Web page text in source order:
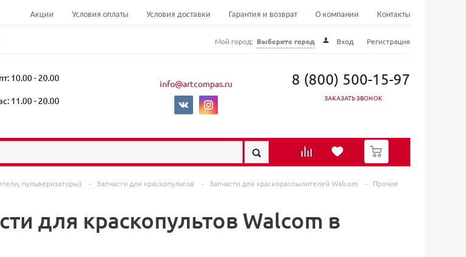
Акции Условия оплаты Условия доставки Гарантия и возврат О компании Контакты
Мой город: Выберите город Вход Регистрация
10.00 - 20.00
11.00 - 20.00
info@artcompas.ru 8 (800) 500-15-97
ЗАКАЗАТЬ ЗВОНОК
0
пульверизаторы) - Запчасти для краскопультов - Запчасти для краскораспылителей Walcom -
Прочие
для краскопультов Walcom в